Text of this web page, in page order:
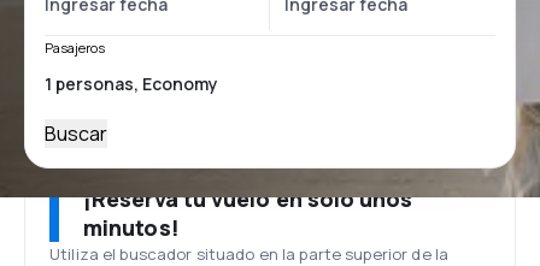
Pasajeros
Buscar
¡Reserva tu vuelo en solo unos
minutos!
Utiliza el buscador situado en la parte superior de la